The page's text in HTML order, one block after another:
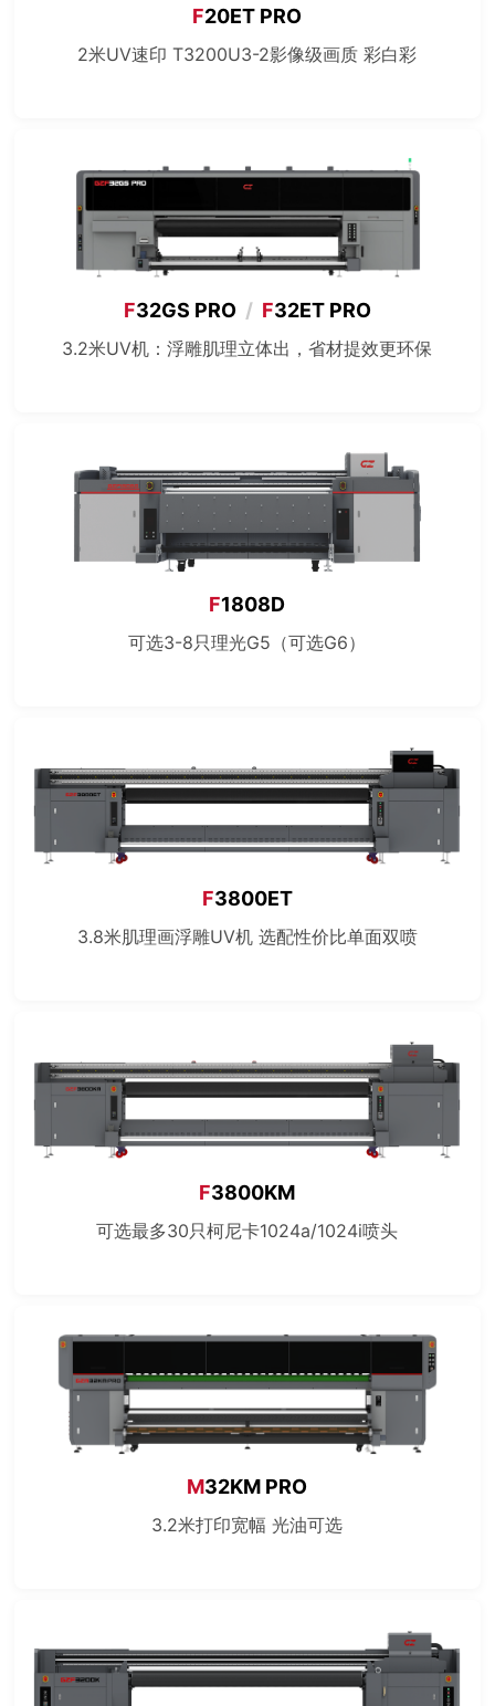
F20ET PRO
2米UV速印 T3200U3-2影像级画质 彩白彩
F32GS PRO / F32ET PRO
3.2米UV机：浮雕肌理立体出，省材提效更环保
F1808D
可选3-8只理光G5（可选G6）
F3800ET
3.8米肌理画浮雕UV机 选配性价比单面双喷
F3800KM
可选最多30只柯尼卡1024a/1024i喷头
M32KM PRO
3.2米打印宽幅 光油可选